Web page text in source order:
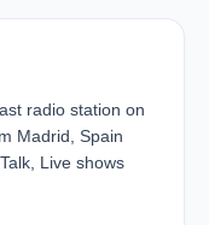
radio station on
Madrid, Spain
Live shows